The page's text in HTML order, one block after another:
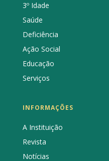
3º Idade
Saúde
Deficiência
Ação Social
Educação
Serviços
INFORMAÇÕES
A Instituição
Revista
Notícias